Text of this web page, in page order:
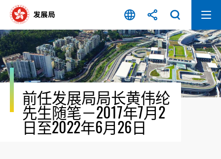
容
开
始
前任发展局局长黄伟纶
先生随笔－2017年7月2
日至2022年6月26日